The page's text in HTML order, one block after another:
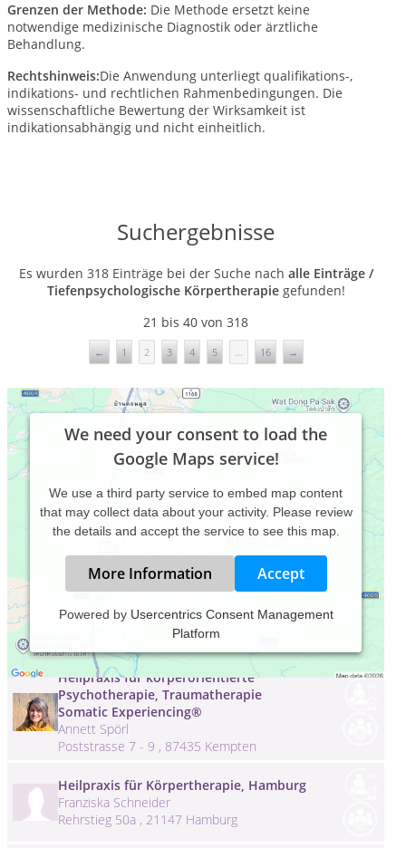
Grenzen der Methode: Die Methode ersetzt keine
notwendige medizinische Diagnostik oder ärztliche
Behandlung.
Rechtshinweis:Die Anwendung unterliegt qualifikations-,
indikations- und rechtlichen Rahmenbedingungen. Die
wissenschaftliche Bewertung der Wirksamkeit ist
indikationsabhängig und nicht einheitlich.
Suchergebnisse
Es wurden 318 Einträge bei der Suche nach alle Einträge /
Tiefenpsychologische Körpertherapiegefunden!
21 bis 40 von 318
← 1 2 3 4 5 ... 16 →
We need your consent to load the
Google Maps service!
We use a third party service to embed map content
that may collect data about your activity. Please review
the details and accept the service to see this map.
More Information Accept
Powered by Usercentrics Consent Management
Platform
Heilpraxis Angelika Bünger
Heilpraktikerin Angelika Bünger
Heilpraxis für körperorientierte
Psychotherapie, Traumatherapie
Somatic Experiencing®
Annett Spörl
Poststrasse 7 - 9 , 87435 Kempten
Heilpraxis für Körpertherapie, Hamburg
Franziska Schneider
Rehrstieg 50a , 21147 Hamburg